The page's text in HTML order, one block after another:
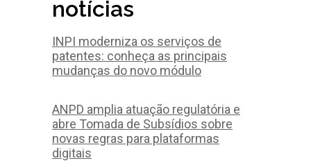
notícias
INPI moderniza os serviços de
patentes: conheça as principais
mudanças do novo módulo
ANPD amplia atuação regulatória e
abre Tomada de Subsídios sobre
novas regras para plataformas
digitais